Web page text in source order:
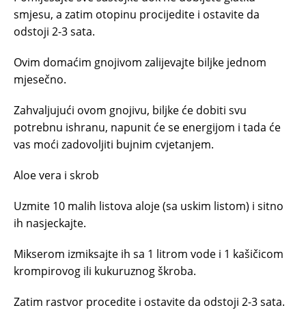
smjesu, a zatim otopinu procijedite i ostavite da
odstoji 2-3 sata.
Ovim domaćim gnojivom zalijevajte biljke jednom
mjesečno.
Zahvaljujući ovom gnojivu, biljke će dobiti svu
potrebnu ishranu, napunit će se energijom i tada će
vas moći zadovoljiti bujnim cvjetanjem.
Aloe vera i skrob
Uzmite 10 malih listova aloje (sa uskim listom) i sitno
ih nasjeckajte.
Mikserom izmiksajte ih sa 1 litrom vode i 1 kašičicom
krompirovog ili kukuruznog škroba.
Zatim rastvor procedite i ostavite da odstoji 2-3 sata.